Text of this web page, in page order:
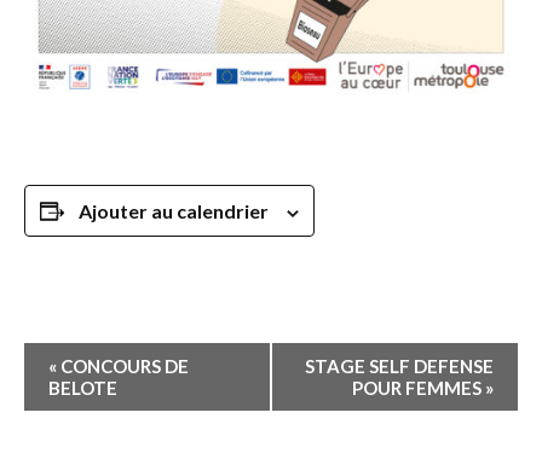
Ajouter au calendrier
Navigation
Évènement
« CONCOURS DE
BELOTE
STAGE SELF DEFENSE
POUR FEMMES »